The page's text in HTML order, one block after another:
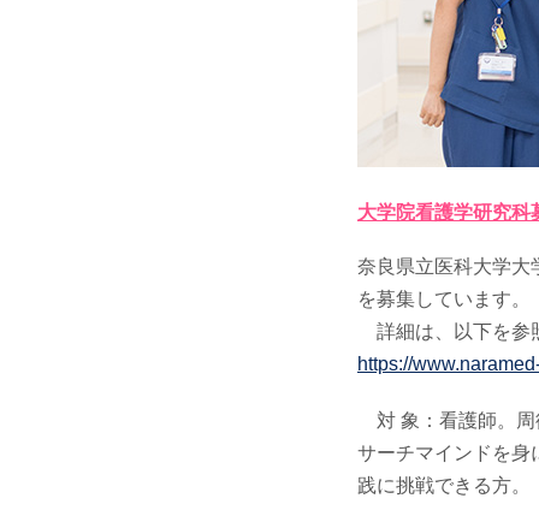
大学院看護学研究
奈良県立医科大学
を募集しています。
詳細は、以下を参
https://
対 象：看護師。周
サーチマインドを身
践に挑戦できる方。